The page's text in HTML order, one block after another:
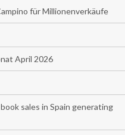
für Millionenverkäufe
April 2026
sales in Spain generating